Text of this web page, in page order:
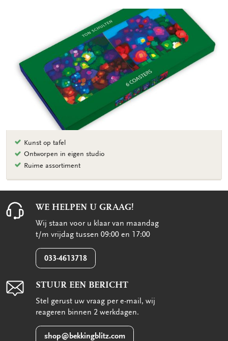
Kunst op tafel
Ontworpen in eigen studio
Ruime assortiment
WE HELPEN U GRAAG!
Wij staan voor u klaar van maandag
t/m vrijdag tussen 09:00 en 17:00
033-4613718
STUUR EEN BERICHT
Stel gerust uw vraag per e-mail, wij
reageren binnen 2 werkdagen.
shop@bekkingblitz.com